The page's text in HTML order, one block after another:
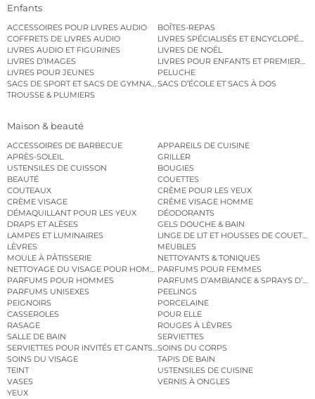
Enfants
ACCESSOIRES POUR LIVRES AUDIO
BOÎTES-REPAS
COFFRETS DE LIVRES AUDIO
LIVRES SPÉCIALISÉS ET
LIVRES AUDIO ET FIGURINES
LIVRES DE NOËL
LIVRES D’IMAGES
LIVRES POUR ENFANTS ET PREMIERS
LIVRES POUR JEUNES
PELUCHE
SACS DE SPORT ET SACS DE GYMNASTIQUESACS D’ÉCOLE ET SACS À DOS
TROUSSE & PLUMIERS
Maison & beauté
ACCESSOIRES DE BARBECUE
APPAREILS DE CUISINE
APRÈS-SOLEIL
GRILLER
USTENSILES DE CUISSON
BOUGIES
BEAUTÉ
COUETTES
COUTEAUX
CRÈME POUR LES YEUX
CRÈME VISAGE
CRÈME VISAGE HOMME
DÉMAQUILLANT POUR LES YEUX
DÉODORANTS
DRAPS ET ALÈSES
GELS DOUCHE & BAIN
LAMPES ET LUMINAIRES
LINGE DE LIT ET HOUSSES DE COUETTE
LÈVRES
MEUBLES
MOULE À PÂTISSERIE
NETTOYANTS & TONIQUES
NETTOYAGE DU VISAGE POUR HOMMESPARFUMS POUR FEMMES
PARFUMS POUR HOMMES
PARFUMS D’AMBIANCE & SPRAYS
PARFUMS UNISEXES
PEELINGS
PEIGNOIRS
PORCELAINE
CASSEROLES
POUR ELLE
RASAGE
ROUGES À LÈVRES
SALLE DE BAIN
SERVIETTES
SERVIETTES POUR INVITÉS ET GANTS DE TOILETTE
SOINS DU CORPS
SOINS DU VISAGE
TAPIS DE BAIN
TEINT
USTENSILES DE CUISINE
VASES
VERNIS À ONGLES
YEUX